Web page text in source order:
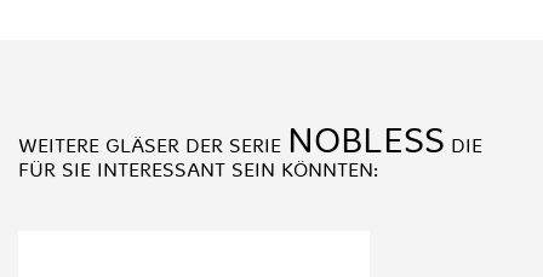
WEITERE GLÄSER DER SERIE NOBLESS DIE
FÜR SIE INTERESSANT SEIN KÖNNTEN: